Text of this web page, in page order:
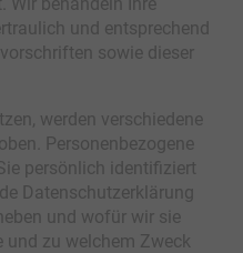
und entsprechend
sowie dieser
werden verschiedene
Personenbezogene
persönlich identifiziert
Datenschutzerklärung
und wofür wir sie
und zu welchem Zweck